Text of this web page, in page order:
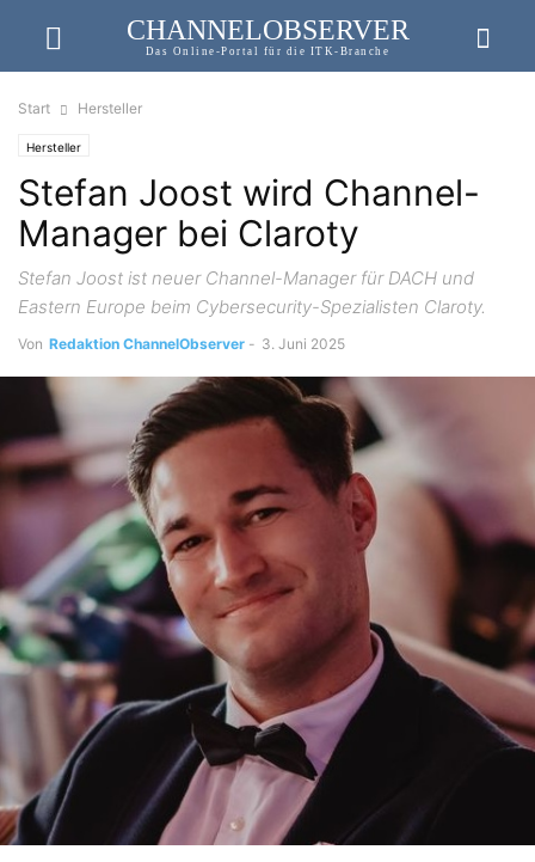
CHANNELOBSERVER
Das Online-Portal für die ITK-Branche
Start Hersteller
Hersteller
Stefan Joost wird Channel-
Manager bei Claroty
Stefan Joost ist neuer Channel-Manager für DACH und
Eastern Europe beim Cybersecurity-Spezialisten Claroty.
Von Redaktion ChannelObserver - 3. Juni 2025